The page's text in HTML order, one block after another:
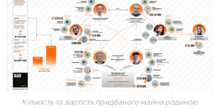
Кількість та вартість придбаного майна родиною